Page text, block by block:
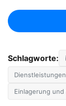
Schlagworte:
Einlagerung